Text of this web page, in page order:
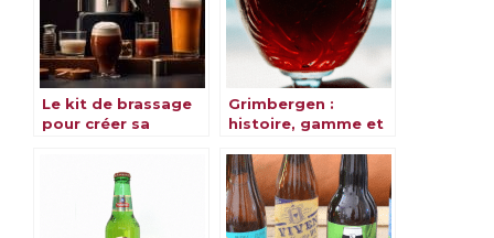
Le kit de brassage
pour créer sa
Grimbergen :
histoire, gamme et